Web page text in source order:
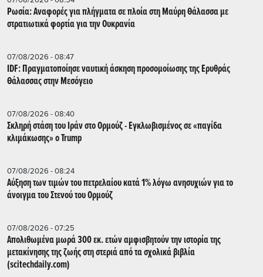
Ρωσία: Αναφορές για πλήγματα σε πλοία στη Μαύρη Θάλασσα με
στρατιωτικά φορτία για την Ουκρανία
07/08/2026 - 08:47
IDF: Πραγματοποίησε ναυτική άσκηση προσομοίωσης της Ερυθράς
Θάλασσας στην Μεσόγειο
07/08/2026 - 08:40
Σκληρή στάση του Ιράν στο Ορμούζ - Εγκλωβισμένος σε «παγίδα
κλιμάκωσης» ο Trump
07/08/2026 - 08:24
Αύξηση των τιμών του πετρελαίου κατά 1% λόγω ανησυχιών για το
άνοιγμα του Στενού του Ορμούζ
07/08/2026 - 07:25
Απολιθωμένα μωρά 300 εκ. ετών αμφισβητούν την ιστορία της
μετακίνησης της ζωής στη στεριά από τα σχολικά βιβλία
(scitechdaily.com)